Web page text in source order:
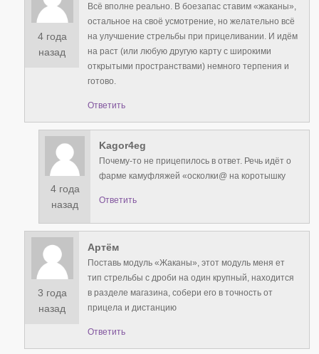
4 года
назад
Всё вполне реально. В боезапас ставим «жаканы»,
остальное на своё усмотрение, но желательно всё
на улучшение стрельбы при прицеливании. И идём
на раст (или любую другую карту с широкими
открытыми пространствами) немного терпения и
готово.
Ответить
4 года
назад
Kagor4eg
Почему-то не прицепилось в ответ. Речь идёт о
фарме камуфляжей «осколки@ на коротышку
Ответить
3 года
назад
Артём
Поставь модуль «Жаканы», этот модуль меня ет
тип стрельбы с дроби на один крупный, находится
в разделе магазина, собери его в точность от
прицела и дистанцию
Ответить